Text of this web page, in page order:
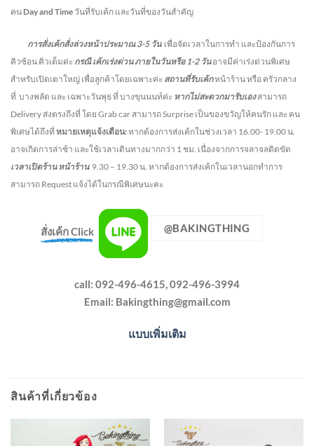
คน Day and Time วันที่รับเค้ก และวันที่ของวันสำคัญ
การสั่งเค้กสั่งล่วงหน้าประมาณ3-5 วัน เพื่อจัดเวลาในการทำ และป้องกันการ
คิวซ้อน คิวเต็มค่ะ กรณี เค้กเร่งด่วนภายในวันหรือ 1-2 วัน อาจมีค่าเร่งด่วนพิเศษ
สำหรับเปิดเตาใหญ่ เพื่อลูกค้าโดยเฉพาะค่ะ สถานที่รับเค้กหน้าร้าน หรือ ครัวกลาง
ที่ บางพลัด และ เฉพาะวันพุธ ที่ บางขุนนนท์ค่ะ หากไม่สะดวกมารับเองสามารถ
Delivery ส่งตรงถึงที่ โดย Grab car สามารถ Surprise เป็นของขวัญให้คนรัก และ คน
พิเศษได้ถึงที่ หมายเหตุแจ้งเตือน:หากต้องการส่งเค้กในช่วงเวลา 16.00- 19.00 น.
อาจเกิดการล่าช้า และใช้เวลาเดินทางมากกว่า 1 ชม. เนื่องจากการจลาจลติดขัด
เวลาเปิดร้าน หน้าร้าน 9.30 – 19.30 น. หากต้องการส่งเค้กในเวลานอกทำการ
สามารถ Request แจ้งได้ในกรณีพิเศษนะคะ
สั่งเค้ก Click @BAKINGTHING
call: 092-496-4615, 092-496-3994
Email: Bakingthing@gmail.com
แบบเพิ่มเติม
สินค้าที่เกี่ยวข้อง